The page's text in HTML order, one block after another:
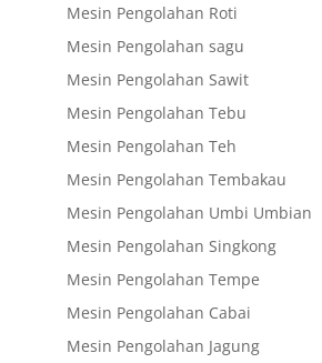
Mesin Pengolahan Roti
Mesin Pengolahan sagu
Mesin Pengolahan Sawit
Mesin Pengolahan Tebu
Mesin Pengolahan Teh
Mesin Pengolahan Tembakau
Mesin Pengolahan Umbi Umbian
Mesin Pengolahan Singkong
Mesin Pengolahan Tempe
Mesin Pengolahan Cabai
Mesin Pengolahan Jagung